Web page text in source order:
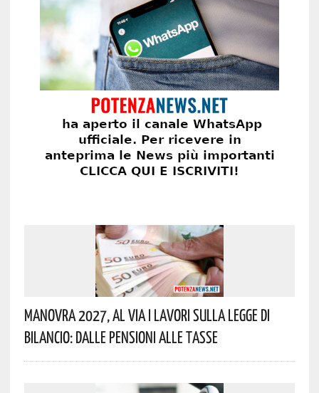
Manovra 2027, Al Via I Lavori Sulla Legge Di
Bilancio: Dalle Pensioni Alle Tasse